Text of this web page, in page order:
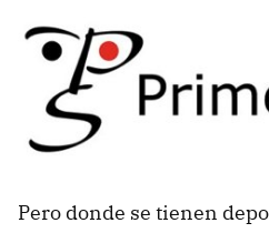
Pero donde se tienen